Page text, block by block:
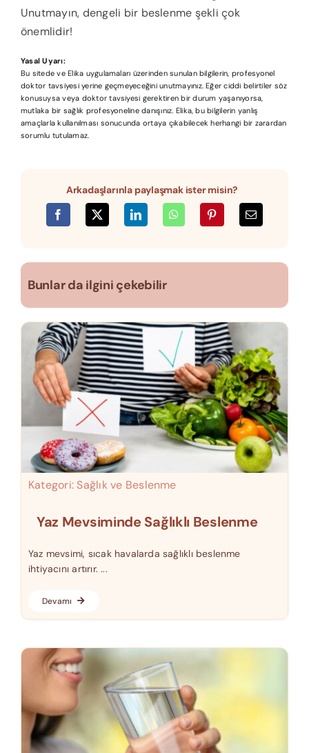
Unutmayın, dengeli bir beslenme şekli çok
önemlidir!
Yasal Uyarı:
Bu sitede ve Elika uygulamaları üzerinden sunulan bilgilerin, profesyonel
doktor tavsiyesi yerine geçmeyeceğini unutmayınız. Eğer ciddi belirtiler söz
konusuysa veya doktor tavsiyesi gerektiren bir durum yaşanıyorsa,
mutlaka bir sağlık profesyoneline danışınız. Elika, bu bilgilerin yanlış
amaçlarla kullanılması sonucunda ortaya çıkabilecek herhangi bir zarardan
sorumlu tutulamaz.
Arkadaşlarınla paylaşmak ister misin?
Bunlar da ilgini çekebilir
Kategori: Sağlık ve Beslenme
Yaz Mevsiminde Sağlıklı Beslenme
Yaz mevsimi, sıcak havalarda sağlıklı beslenme
ihtiyacını artırır. ...
Devamı